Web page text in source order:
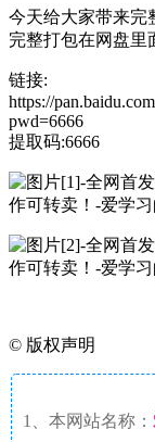
今天给大家带来完
完整打包在网盘里
链接:
https://
pwd=6666
提取码:6666
© 版权声明
1、本网站名称：